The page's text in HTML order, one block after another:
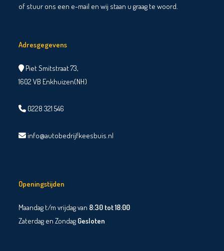
of stuur ons een e-mail en wij staan u graag te woord.
Adresgegevens
Piet Smitstraat 73,
1602 VB Enkhuizen(NH)
0228 321 546
info@autobedrijfkeesbuis.nl
Openingstijden
Maandag t/m vrijdag van 8:30 tot 18:00
Zaterdag en ZondagGesloten